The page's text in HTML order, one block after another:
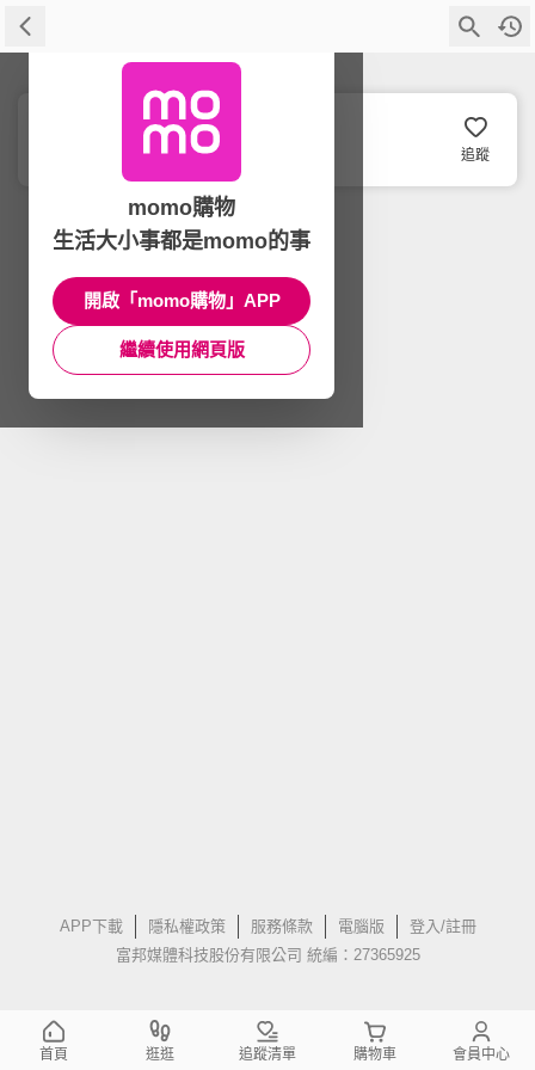
追蹤
APP下載 隱私權政策 服務條款 電腦版
登入/註冊
富邦媒體科技股份有限公司 統編：27365925
momo購物
生活大小事都是momo的事
開啟「momo購物」APP
繼續使用網頁版
首頁 逛逛 追蹤清單 購物車 會員中心